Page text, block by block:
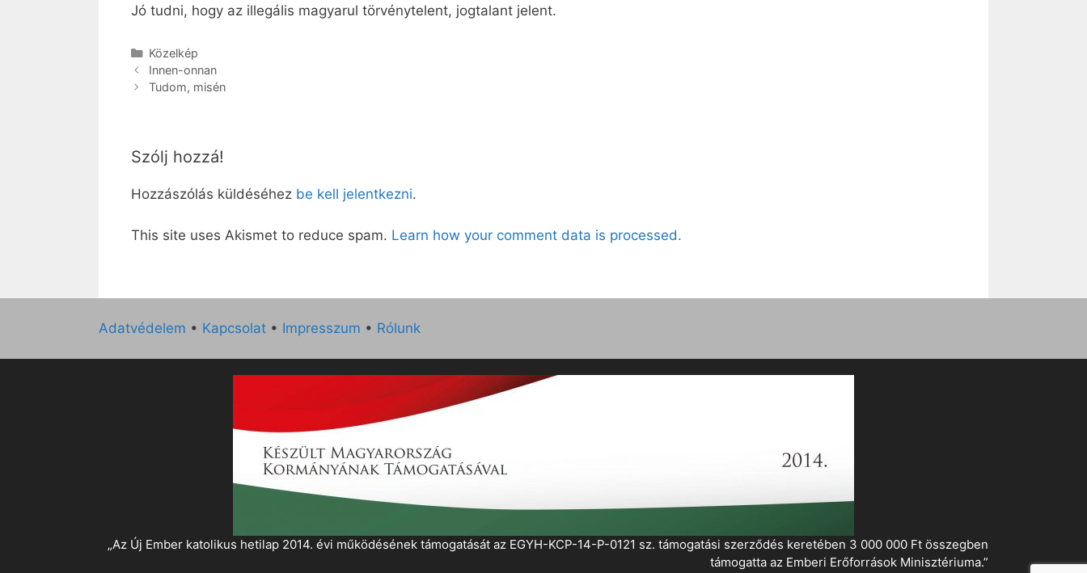
Jó tudni, hogy az illegális magyarul törvénytelent, jogtalant jelent.
Kategória
Közelkép
Innen-onnan
Tudom, misén
Szólj hozzá!
Hozzászólás küldéséhez be kell jelentkezni.
This site uses Akismet to reduce spam. Learn how your comment data is processed.
Adatvédelem • Kapcsolat • Impresszum • Rólunk
„Az Új Ember katolikus hetilap 2014. évi működésének támogatását az EGYH-KCP-14-P-0121 sz. támogatási szerződés keretében 3 000 000 Ft összegben
támogatta az Emberi Erőforrások Minisztériuma.”